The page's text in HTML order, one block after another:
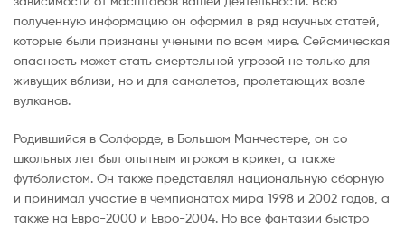
полученную информацию он оформил в ряд научных статей,
которые были признаны учеными по всем мире. Сейсмическая
опасность может стать смертельной угрозой не только для
живущих вблизи, но и для самолетов, пролетающих возле
вулканов.
Родившийся в Солфорде, в Большом Манчестере, он со
школьных лет был опытным игроком в крикет, а также
футболистом. Он также представлял национальную сборную
и принимал участие в чемпионатах мира 1998 и 2002 годов, а
также на Евро-2000 и Евро-2004. Но все фантазии быстро